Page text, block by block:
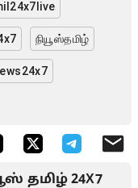
நியூஸ்தமிழ்
தமிழ் 24X7